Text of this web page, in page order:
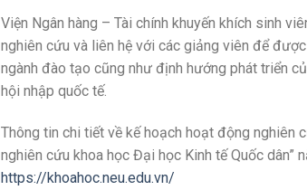
Viện Ngân hàng – Tài chính khuyến khích sinh
nghiên cứu và liên hệ với các giảng viên để
ngành đào tạo cũng như định hướng phát triển
hội nhập quốc tế.
Thông tin chi tiết về kế hoạch hoạt động nghiên
nghiên cứu khoa học Đại học Kinh tế Quốc dân”
https://khoahoc.neu.edu.vn/